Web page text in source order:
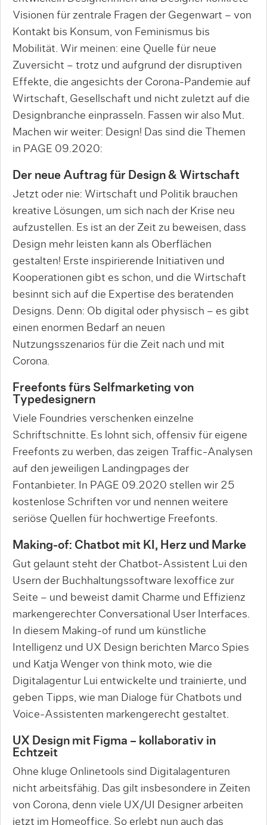
Visionen für zentrale Fragen der Gegenwart – von
Kontakt bis Konsum, von Feminismus bis
Mobilität. Wir meinen: eine Quelle für neue
Zuversicht – trotz und aufgrund der disruptiven
Effekte, die angesichts der Corona-Pandemie auf
Wirtschaft, Gesellschaft und nicht zuletzt auf die
Designbranche einprasseln. Fassen wir also Mut.
Machen wir weiter: Design! Das sind die Themen
in PAGE 09.2020:
Der neue Auftrag für Design & Wirtschaft
Jetzt oder nie: Wirtschaft und Politik brauchen
kreative Lösungen, um sich nach der Krise neu
aufzustellen. Es ist an der Zeit zu beweisen, dass
Design mehr leisten kann als Oberflächen
gestalten! Erste inspirierende Initiativen und
Kooperationen gibt es schon, und die Wirtschaft
besinnt sich auf die Expertise des beratenden
Designs. Denn: Ob digital oder physisch – es gibt
einen enormen Bedarf an neuen
Nutzungsszenarios für die Zeit nach und mit
Corona.
Freefonts fürs Selfmarketing von
Typedesignern
Viele Foundries verschenken einzelne
Schriftschnitte. Es lohnt sich, offensiv für eigene
Freefonts zu werben, das zeigen Traffic-Analysen
auf den jeweiligen Landingpages der
Fontanbieter. In PAGE 09.2020 stellen wir 25
kostenlose Schriften vor und nennen weitere
seriöse Quellen für hochwertige Freefonts.
Making-of: Chatbot mit KI, Herz und Marke
Gut gelaunt steht der Chatbot-Assistent Lui den
Usern der Buchhaltungssoftware lexoffice zur
Seite – und beweist damit Charme und Effizienz
markengerechter Conversational User Interfaces.
In diesem Making-of rund um künstliche
Intelligenz und UX Design berichten Marco Spies
und Katja Wenger von think moto, wie die
Digitalagentur Lui entwickelte und trainierte, und
geben Tipps, wie man Dialoge für Chatbots und
Voice-Assistenten markengerecht gestaltet.
UX Design mit Figma – kollaborativ in
Echtzeit
Ohne kluge Onlinetools sind Digitalagenturen
nicht arbeitsfähig. Das gilt insbesondere in Zeiten
von Corona, denn viele UX/UI Designer arbeiten
jetzt im Homeoffice. So erlebt nun auch das